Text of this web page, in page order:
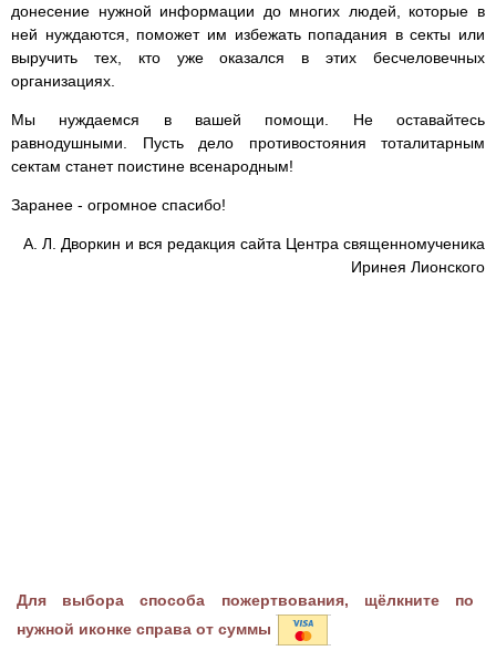
донесение нужной информации до многих людей, которые в
ней нуждаются, поможет им избежать попадания в секты или
выручить тех, кто уже оказался в этих бесчеловечных
организациях.
Мы нуждаемся в вашей помощи. Не оставайтесь
равнодушными. Пусть дело противостояния тоталитарным
сектам станет поистине всенародным!
Заранее - огромное спасибо!
А. Л. Дворкин и вся редакция сайта Центра священномученика
Иринея Лионского
Для выбора способа пожертвования, щёлкните по
нужной иконке справа от суммы